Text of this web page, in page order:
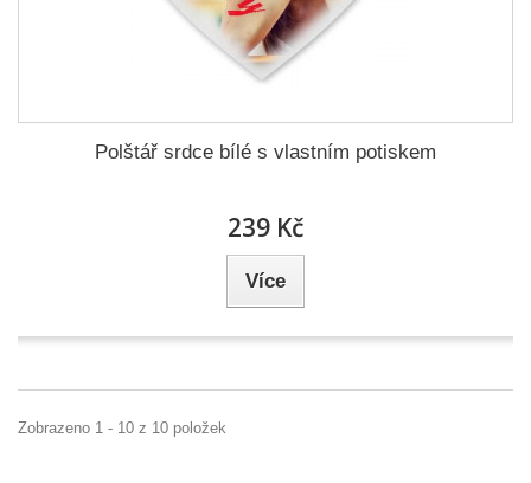
Polštář srdce bílé s vlastním potiskem
239 Kč
Více
Zobrazeno 1 - 10 z 10 položek